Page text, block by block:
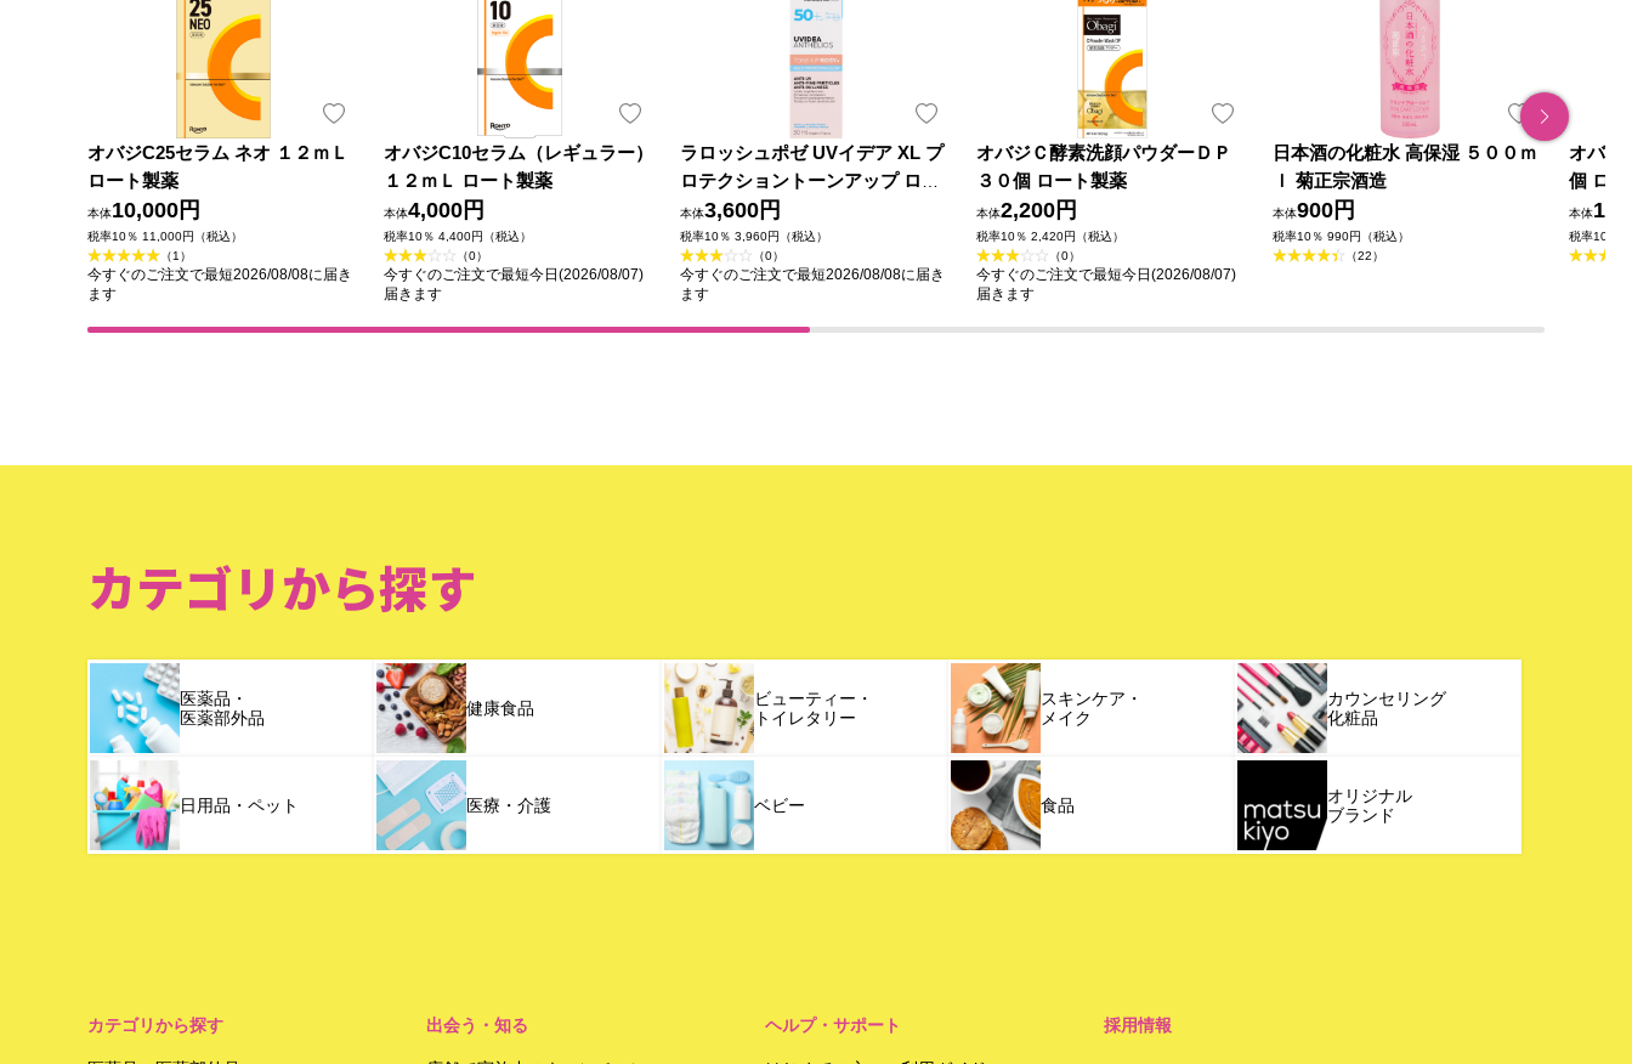
オバジC25セラム ネオ １２ｍＬ
ロート製薬
本体10,000円
税率10％ 11,000円（税込）
（1）
今すぐのご注文で最短2026/08/08に届き
ます
オバジC10セラム（レギュラー）
１２ｍＬ ロート製薬
本体4,000円
税率10％ 4,400円（税込）
（0）
今すぐのご注文で最短今日(2026/08/07)
届きます
ラロッシュポゼ UVイデア XL プ
ロテクショントーンアップ ロー
ズ+ ３０ｍＬ
本体3,600円
税率10％ 3,960円（税込）
（0）
今すぐのご注文で最短2026/08/08に届き
ます
オバジＣ酵素洗顔パウダーＤＰ
３０個 ロート製薬
本体2,200円
税率10％ 2,420円（税込）
（0）
今すぐのご注文で最短今日(2026/08/07)
届きます
日本酒の化粧水 高保湿 ５００ｍ
ｌ 菊正宗酒造
本体900円
税率10％ 990円（税込）
（22）
オバジ
個 ロ
本体
税率10％
カテゴリから探す
医薬品・
医薬部外品
健康食品
ビューティー・
トイレタリー
スキンケア・
メイク
カウンセリング
化粧品
日用品・ペット 医療・介護 ベビー 食品
オリジナル
ブランド
カテゴリから探す 出会う・知る ヘルプ・サポート 採用情報